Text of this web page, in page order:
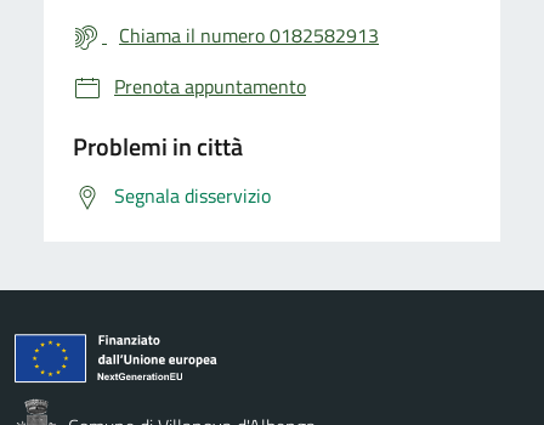
Chiama il numero 0182582913
Prenota appuntamento
Problemi in città
Segnala disservizio